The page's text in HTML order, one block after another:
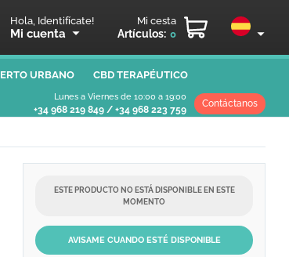
Hola, Identifícate!
Mi cuenta
Mi cesta
Artículos: 0
URBANO CBD TERAPÉUTICO
Lunes a Viernes de 10:00 a 19:00
+34 968 219 849 / +34 968 223 759
Contáctanos
ESTE PRODUCTO NO ESTÁ DISPONIBLE EN ESTE
MOMENTO
AVISAME CUANDO ESTÉ DISPONIBLE